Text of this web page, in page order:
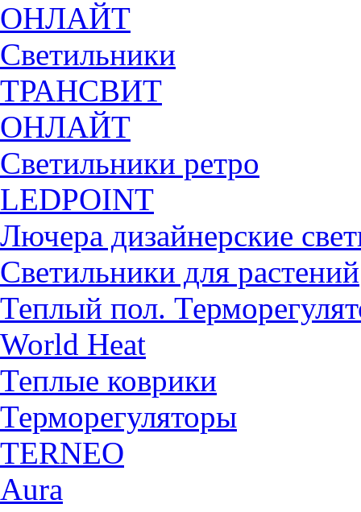
ОНЛАЙТ
Светильники
ТРАНСВИТ
ОНЛАЙТ
Светильники ретро
LEDPOINT
Лючера дизайнерские
Светильники для растений
Теплый пол.
World Heat
Теплые коврики
Терморегуляторы
TERNEO
Aura